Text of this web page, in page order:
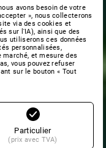
avons besoin de votre
», nous collecterons
via des cookies et
sur l'IA), ainsi que des
utiliserons ces données
personnalisées,
et mesure des
vous pouvez refuser
sur le bouton « Tout
Particulier
(prix avec TVA)